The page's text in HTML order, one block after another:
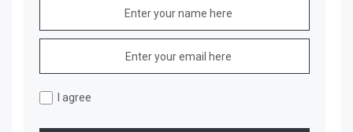
I agree